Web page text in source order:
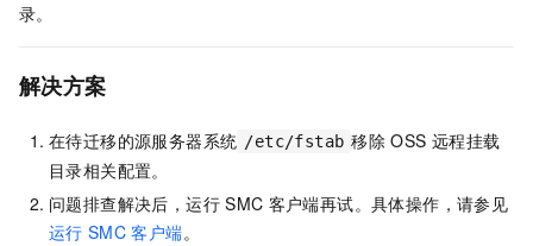
录。
解决方案
在待迁移的源服务器系统 /etc/fstab 移除 OSS 远程挂载
目录相关配置。
问题排查解决后，运行 SMC 客户端再试。具体操作，请参见
运行 SMC 客户端。